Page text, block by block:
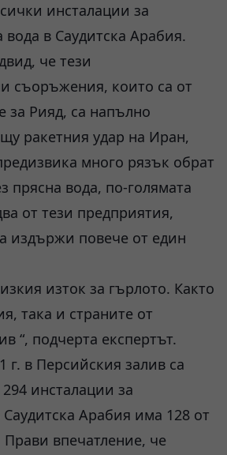
инсталации за
вода в Саудитска Арабия.
че тези
съоръжения, които са от
за Рияд, са напълно
ракетния удар на Иран,
много рязък обрат
прясна вода, по-голямата
от тези предприятия,
издържи повече от един
изток за гърлото. Както
така и страните от
“, подчерта експертът.
г. в Персийския залив са
инсталации за
Арабия има 128 от
впечатление, че